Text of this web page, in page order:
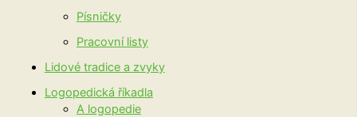
Písničky
Pracovní listy
Lidové tradice a zvyky
Logopedická říkadla
A logopedie